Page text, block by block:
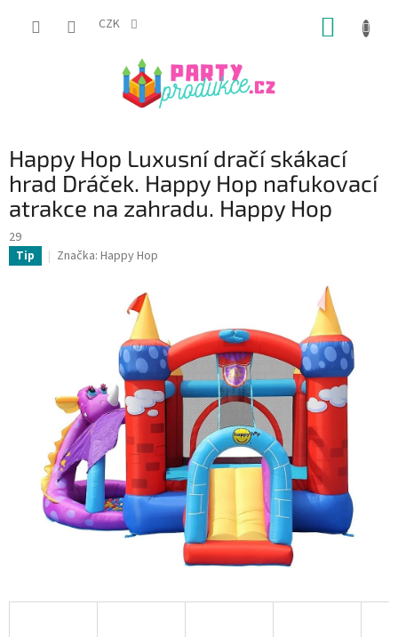
CZK
Happy Hop Luxusní dračí skákací
hrad Dráček. Happy Hop nafukovací
atrakce na zahradu. Happy Hop
29
Tip Značka: Happy Hop